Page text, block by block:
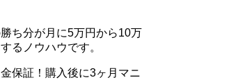
ち分が月に5万円から10万
るノウハウです。
保証！購入後に3ヶ月マニ